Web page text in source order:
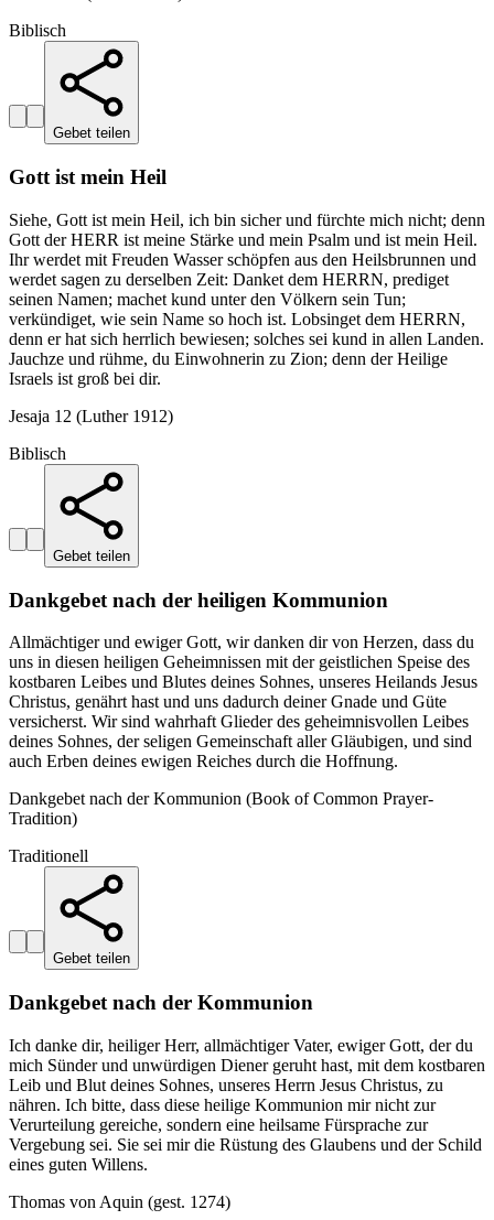
Biblisch
Gebet teilen
Gott ist mein Heil
Siehe, Gott ist mein Heil, ich bin sicher und fürchte mich nicht; denn
Gott der HERR ist meine Stärke und mein Psalm und ist mein Heil.
Ihr werdet mit Freuden Wasser schöpfen aus den Heilsbrunnen und
werdet sagen zu derselben Zeit: Danket dem HERRN, prediget
seinen Namen; machet kund unter den Völkern sein Tun;
verkündiget, wie sein Name so hoch ist. Lobsinget dem HERRN,
denn er hat sich herrlich bewiesen; solches sei kund in allen Landen.
Jauchze und rühme, du Einwohnerin zu Zion; denn der Heilige
Israels ist groß bei dir.
Jesaja 12 (Luther 1912)
Biblisch
Gebet teilen
Dankgebet nach der heiligen Kommunion
Allmächtiger und ewiger Gott, wir danken dir von Herzen, dass du
uns in diesen heiligen Geheimnissen mit der geistlichen Speise des
kostbaren Leibes und Blutes deines Sohnes, unseres Heilands Jesus
Christus, genährt hast und uns dadurch deiner Gnade und Güte
versicherst. Wir sind wahrhaft Glieder des geheimnisvollen Leibes
deines Sohnes, der seligen Gemeinschaft aller Gläubigen, und sind
auch Erben deines ewigen Reiches durch die Hoffnung.
Dankgebet nach der Kommunion (Book of Common Prayer-
Tradition)
Traditionell
Gebet teilen
Dankgebet nach der Kommunion
Ich danke dir, heiliger Herr, allmächtiger Vater, ewiger Gott, der du
mich Sünder und unwürdigen Diener geruht hast, mit dem kostbaren
Leib und Blut deines Sohnes, unseres Herrn Jesus Christus, zu
nähren. Ich bitte, dass diese heilige Kommunion mir nicht zur
Verurteilung gereiche, sondern eine heilsame Fürsprache zur
Vergebung sei. Sie sei mir die Rüstung des Glaubens und der Schild
eines guten Willens.
Thomas von Aquin (gest. 1274)